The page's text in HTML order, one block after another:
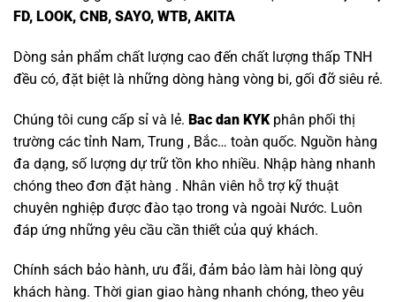
FD, LOOK, CNB, SAYO, WTB, AKITA
Dòng sản phẩm chất lượng cao đến chất lượng thấp TNH
đều có, đặt biệt là những dòng hàng vòng bi, gối đỡ siêu rẻ.
Chúng tôi cung cấp sỉ và lẻ. Bac dan KYK phân phối thị
trường các tỉnh Nam, Trung , Bắc… toàn quốc. Nguồn hàng
đa dạng, số lượng dự trữ tồn kho nhiều. Nhập hàng nhanh
chóng theo đơn đặt hàng . Nhân viên hỗ trợ kỹ thuật
chuyên nghiệp được đào tạo trong và ngoài Nước. Luôn
đáp ứng những yêu cầu cần thiết của quý khách.
Chính sách bảo hành, ưu đãi, đảm bảo làm hài lòng quý
khách hàng. Thời gian giao hàng nhanh chóng, theo yêu